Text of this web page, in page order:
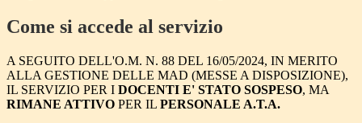
Come si accede al servizio
A SEGUITO DELL'O.M. N. 88 DEL 16/05/2024, IN MERITO
ALLA GESTIONE DELLE MAD (MESSE A DISPOSIZIONE),
IL SERVIZIO PER I DOCENTI E' STATO SOSPESO, MA
RIMANE ATTIVO PER IL PERSONALE A.T.A.